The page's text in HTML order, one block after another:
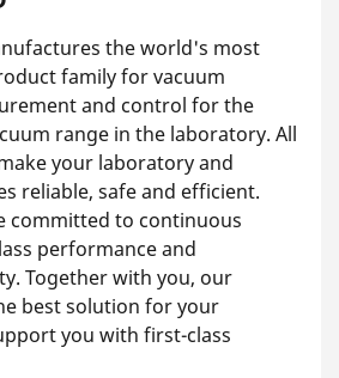
the world's most
family for vacuum
and control for the
range in the laboratory. All
your laboratory and
reliable, safe and efficient.
committed to continuous
performance and
Together with you, our
best solution for your
you with first-class